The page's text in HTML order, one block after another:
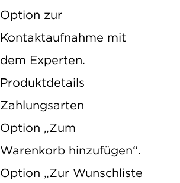
Option zur
Kontaktaufnahme mit
dem Experten.
Produktdetails
Zahlungsarten
Option „Zum
Warenkorb hinzufügen“.
Option „Zur Wunschliste